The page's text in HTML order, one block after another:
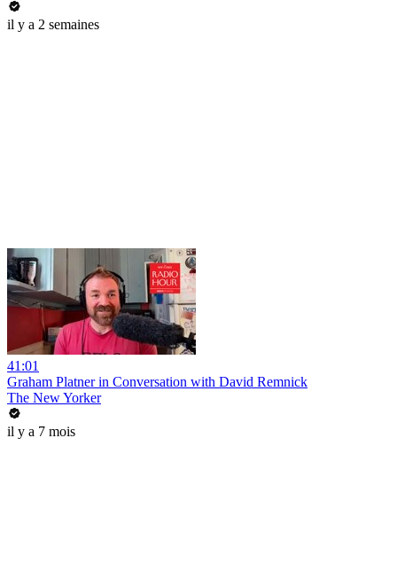
il y a 2 semaines
41:01
Graham Platner in Conversation with David Remnick
The New Yorker
il y a 7 mois